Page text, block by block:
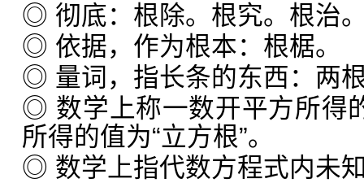
◎ 彻底：根除。根究。根治
◎ 依据，作为根本：根椐。
◎ 量词，指长条的东西：两
◎ 数学上称一数开平方所得
所得的值为“立方根”。
◎ 数学上指代数方程式内未